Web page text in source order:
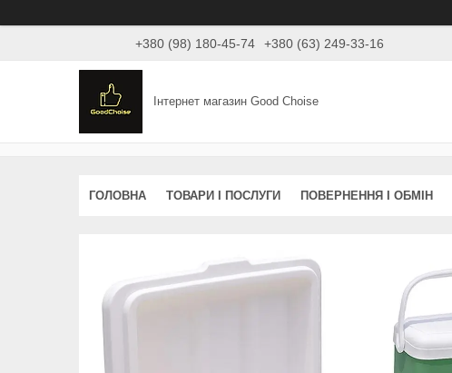
+380 (98) 180-45-74 +380 (63) 249-33-16
Інтернет магазин Good Choise
ГОЛОВНА ТОВАРИ І ПОСЛУГИ ПОВЕРНЕННЯ І ОБМІН